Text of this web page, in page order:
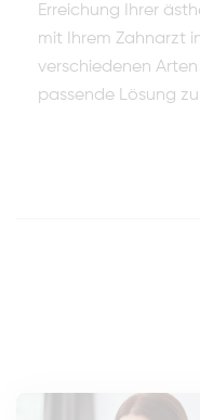
Erreichung Ihrer
mit Ihrem Zahnarzt
verschiedenen
passende Lösung